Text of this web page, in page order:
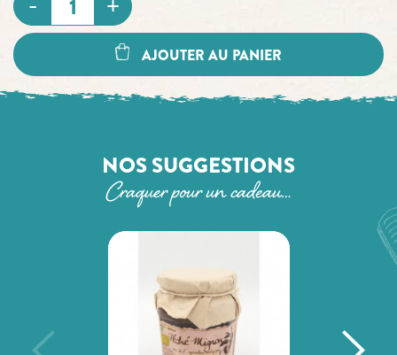
AJOUTER AU PANIER
NOS SUGGESTIONS
Craquer pour un cadeau…